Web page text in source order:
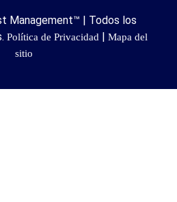
Management™ | Todos los
Política de Privacidad| Mapa del
sitio